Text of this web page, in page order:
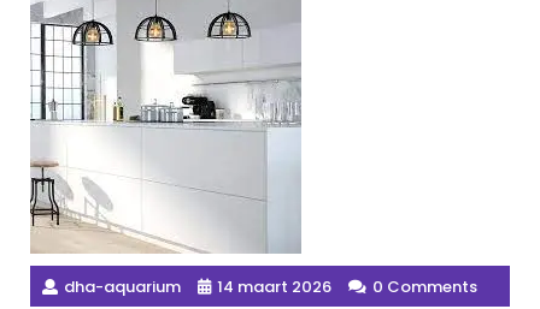
dha-aquarium 14 maart 2026 0 Comments